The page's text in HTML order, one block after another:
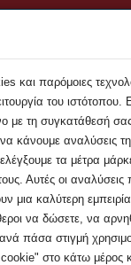
Υποβολή Καταγγελίας
και παρόμοιες
του
με τη συγκατάθεσή
κάνουμε αναλύσεις
τα μέτρα
Αυτές οι αναλύσεις
μια καλύτερη
να δώσετε, να
πάσα στιγμή
στο κάτω μέρος